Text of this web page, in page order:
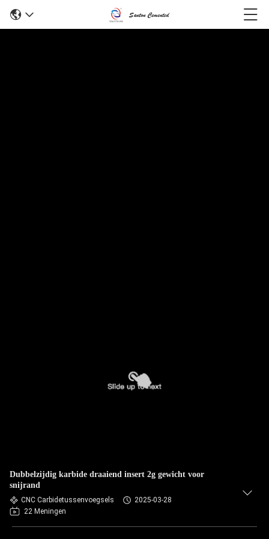
Dubbelzijdig karbide draaiend insert 2g gewicht voor
snijrand
CNC Carbidetussenvoegsels
2025-03-28
22 Meningen